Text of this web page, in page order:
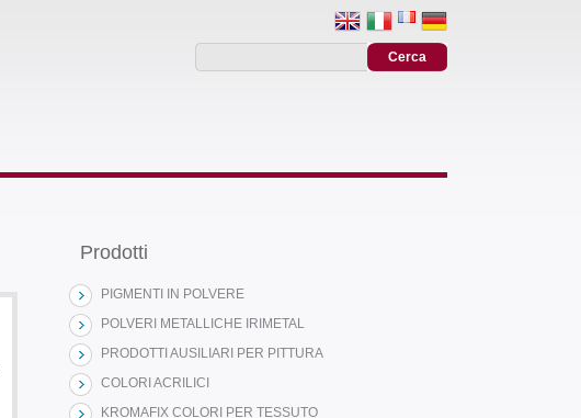
Prodotti
PIGMENTI IN POLVERE
POLVERI METALLICHE IRIMETAL
PRODOTTI AUSILIARI PER PITTURA
COLORI ACRILICI
KROMAFIX COLORI PER TESSUTO